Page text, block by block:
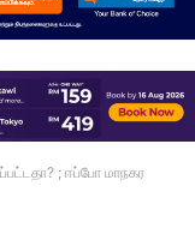
; ஈப்போ மாநகர